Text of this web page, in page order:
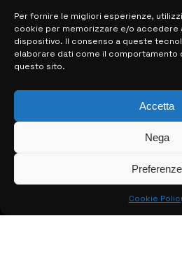
Per fornire le migliori esperienze,
cookie per memorizzare e/o accedere
dispositivo. Il consenso a queste
elaborare dati come il comportamento
questo sito.
Accetta
Nega
Preferenze
Cookie
MAPPA DEL SITO
> NOTIZIE